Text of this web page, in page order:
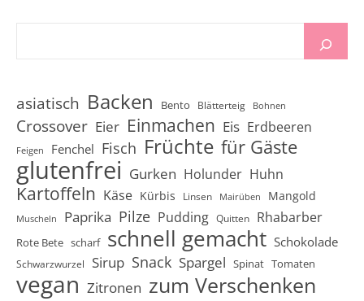
asiatisch Backen Bento Blätterteig Bohnen
Crossover Eier Einmachen Eis Erdbeeren
Feigen Fenchel Fisch Früchte für Gäste
glutenfrei Gurken Holunder Huhn
Kartoffeln Käse Kürbis Linsen Mairüben Mangold
Muscheln Paprika Pilze Pudding Quitten Rhabarber
Rote Bete scharf schnell gemacht Schokolade
Schwarzwurzel Sirup Snack Spargel Spinat Tomaten
vegan Zitronen zum Verschenken